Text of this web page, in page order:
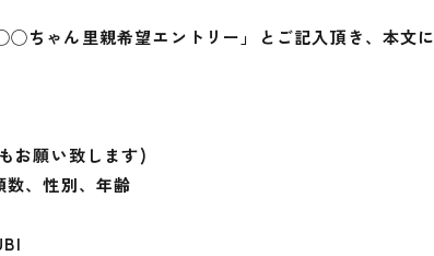
ちゃん里親希望エントリー」とご記入頂き、本文に
お願い致します)
、性別、年齢